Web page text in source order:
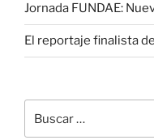
Jornada FUNDAE:
El reportaje finalista
por: